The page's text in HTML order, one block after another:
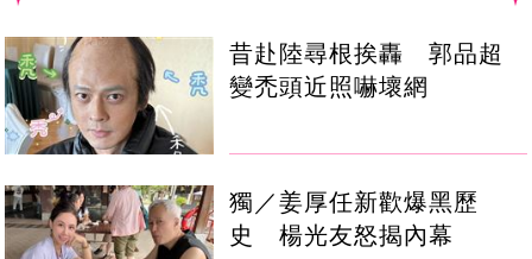
昔赴陸尋根挨轟 郭品超
變禿頭近照嚇壞網
獨／姜厚任新歡爆黑歷
史 楊光友怒揭內幕